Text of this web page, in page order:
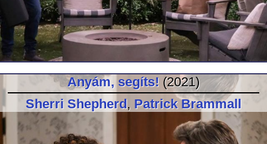
Anyám, segíts! (2021)
Sherri Shepherd, Patrick Brammall